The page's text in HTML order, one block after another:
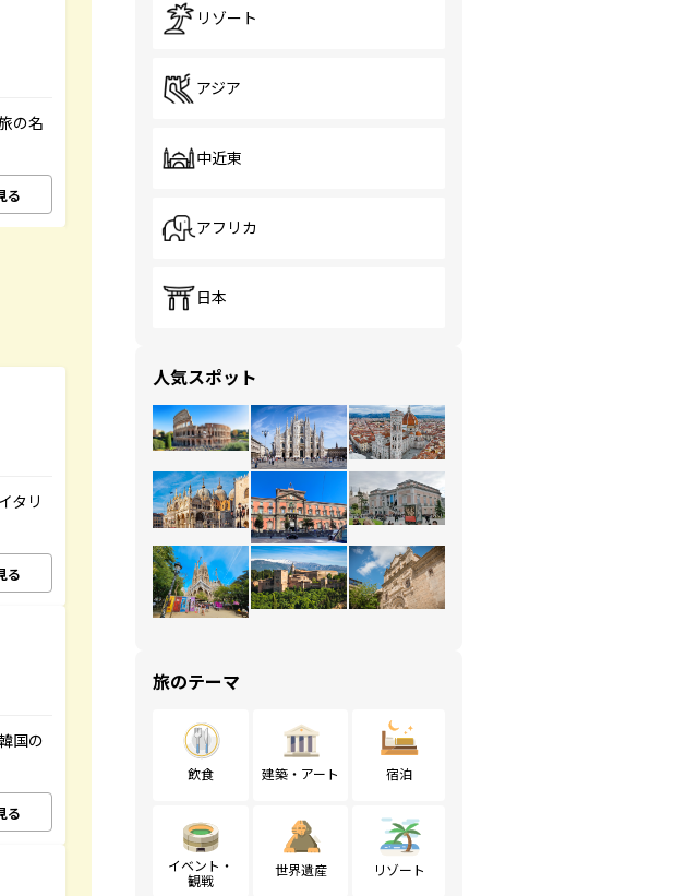
の名
る
タリ
る
国の
る
リゾート
アジア
中近東
アフリカ
日本
人気スポット
旅のテーマ
飲食 建築・アート 宿泊
イベント・
観戦
世界遺産 リゾート